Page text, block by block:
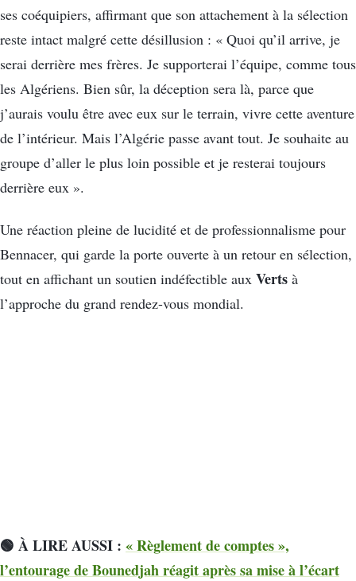
ses coéquipiers, affirmant que son attachement à la sélection
reste intact malgré cette désillusion : « Quoi qu’il arrive, je
serai derrière mes frères. Je supporterai l’équipe, comme tous
les Algériens. Bien sûr, la déception sera là, parce que
j’aurais voulu être avec eux sur le terrain, vivre cette aventure
de l’intérieur. Mais l’Algérie passe avant tout. Je souhaite au
groupe d’aller le plus loin possible et je resterai toujours
derrière eux ».
Une réaction pleine de lucidité et de professionnalisme pour
Bennacer, qui garde la porte ouverte à un retour en sélection,
tout en affichant un soutien indéfectible aux Verts à
l’approche du grand rendez-vous mondial.
🟢 À LIRE AUSSI : « Règlement de comptes »,
l’entourage de Bounedjah réagit après sa mise à l’écart